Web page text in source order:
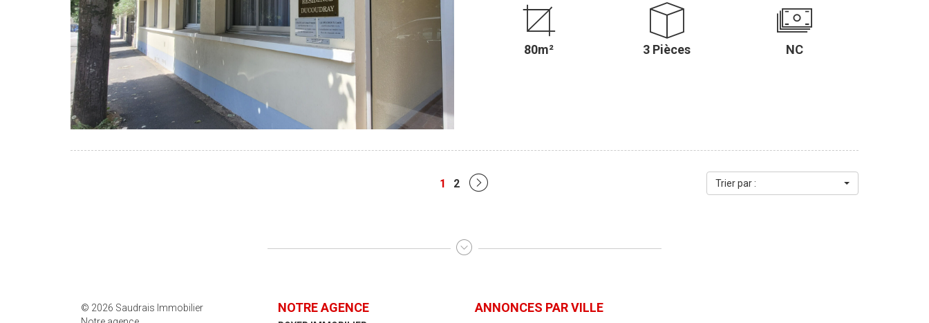
transports. Il est situé dans une petite copropriété très bien entretenu de 7 logements. Cet
appartement dispose de beaux volumes. d'une entrée desservant un beau séjour salon,
une cuisine aménagée séparé et un coin nuit avec 2 belles chambres, une salle de bains
avec fenêtre, un WC. (travaux à prévoir) De plus, une place de parking en sous-sol est à
80m² 3 Pièces NC
1 2 Trier par :
© 2026 Saudrais Immobilier
NOTRE AGENCE ANNONCES PAR VILLE